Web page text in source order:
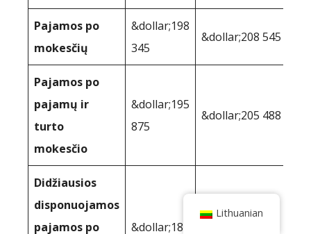
Pajamos po
mokesčių
&dollar;198
345
&dollar;208 545
Pajamos po
pajamų ir
turto
mokesčio
&dollar;195
875
&dollar;205 488
Didžiausios
disponuojamos
pajamos po
&dollar;184
Lithuanian